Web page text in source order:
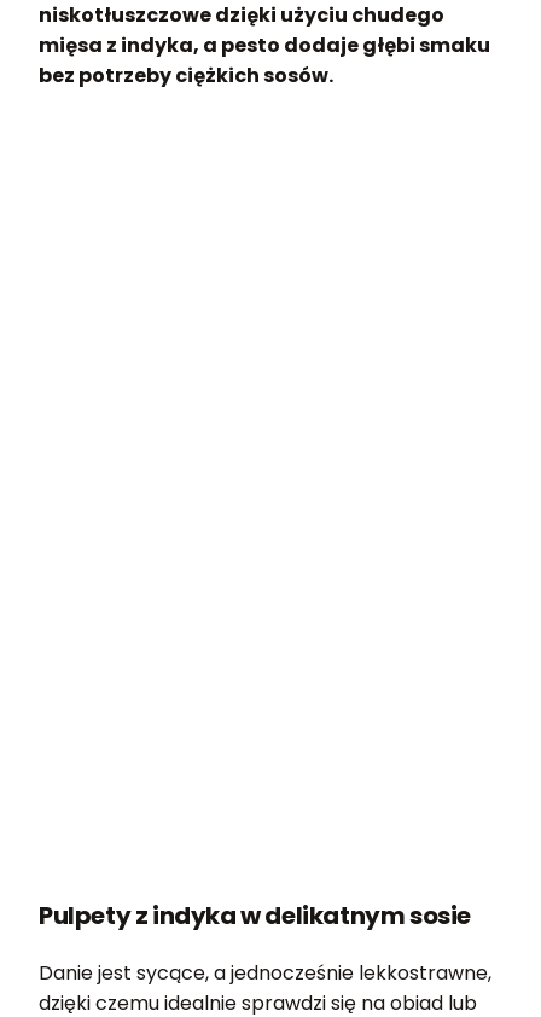
niskotłuszczowe dzięki użyciu chudego
mięsa z indyka, a pesto dodaje głębi smaku
bez potrzeby ciężkich sosów.
Pulpety z indyka w delikatnym sosie
Danie jest sycące, a jednocześnie lekkostrawne,
dzięki czemu idealnie sprawdzi się na obiad lub